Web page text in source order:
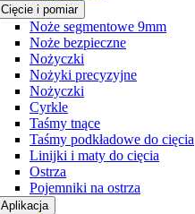
Cięcie i pomiar
Noże segmentowe 9mm
Noże bezpieczne
Nożyczki
Nożyki precyzyjne
Nożyczki
Cyrkle
Taśmy tnące
Taśmy podkładowe do cięcia
Linijki i maty do cięcia
Ostrza
Pojemniki na ostrza
Aplikacja